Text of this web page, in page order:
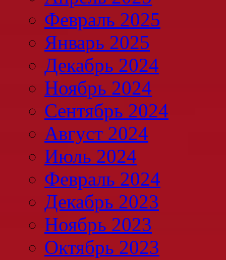
Февраль 2025
Январь 2025
Декабрь 2024
Ноябрь 2024
Сентябрь 2024
Август 2024
Июль 2024
Февраль 2024
Декабрь 2023
Ноябрь 2023
Октябрь 2023